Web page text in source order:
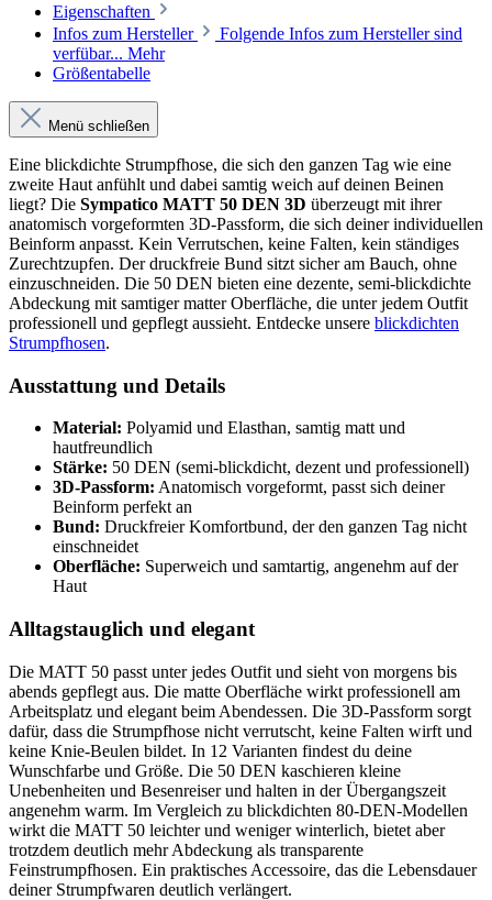
Eigenschaften
Infos zum Hersteller
Folgende Infos zum Hersteller sind
verfübar... Mehr
Größentabelle
Menü schließen
Eine blickdichte Strumpfhose, die sich den ganzen Tag wie eine
zweite Haut anfühlt und dabei samtig weich auf deinen Beinen
liegt? Die Sympatico MATT 50 DEN 3D überzeugt mit ihrer
anatomisch vorgeformten 3D-Passform, die sich deiner individuellen
Beinform anpasst. Kein Verrutschen, keine Falten, kein ständiges
Zurechtzupfen. Der druckfreie Bund sitzt sicher am Bauch, ohne
einzuschneiden. Die 50 DEN bieten eine dezente, semi-blickdichte
Abdeckung mit samtiger matter Oberfläche, die unter jedem Outfit
professionell und gepflegt aussieht. Entdecke unsere blickdichten
Strumpfhosen.
Ausstattung und Details
Material: Polyamid und Elasthan, samtig matt und
hautfreundlich
Stärke: 50 DEN (semi-blickdicht, dezent und professionell)
3D-Passform: Anatomisch vorgeformt, passt sich deiner
Beinform perfekt an
Bund: Druckfreier Komfortbund, der den ganzen Tag nicht
einschneidet
Oberfläche: Superweich und samtartig, angenehm auf der
Haut
Alltagstauglich und elegant
Die MATT 50 passt unter jedes Outfit und sieht von morgens bis
abends gepflegt aus. Die matte Oberfläche wirkt professionell am
Arbeitsplatz und elegant beim Abendessen. Die 3D-Passform sorgt
dafür, dass die Strumpfhose nicht verrutscht, keine Falten wirft und
keine Knie-Beulen bildet. In 12 Varianten findest du deine
Wunschfarbe und Größe. Die 50 DEN kaschieren kleine
Unebenheiten und Besenreiser und halten in der Übergangszeit
angenehm warm. Im Vergleich zu blickdichten 80-DEN-Modellen
wirkt die MATT 50 leichter und weniger winterlich, bietet aber
trotzdem deutlich mehr Abdeckung als transparente
Feinstrumpfhosen. Ein praktisches Accessoire, das die Lebensdauer
deiner Strumpfwaren deutlich verlängert.